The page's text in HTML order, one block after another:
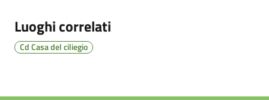
Luoghi correlati
Cd Casa del ciliegio